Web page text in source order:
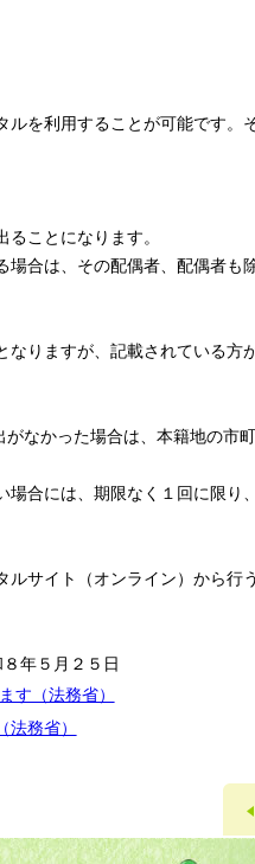
を利用することが可能です。
ことになります。
合は、その配偶者、配偶者も
りますが、記載されている方
なかった場合は、本籍地の市
合には、期限なく１回に限り
サイト（オンライン）から行
年５月２５日
（法務省）
務省）